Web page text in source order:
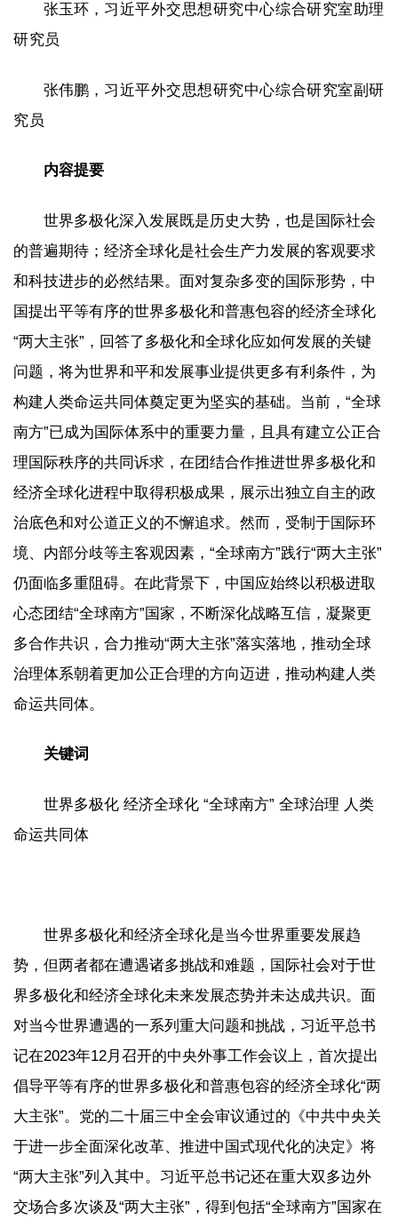
张玉环， 习近平外交思想研究中心综合研究室助理
研究员
张伟鹏， 习近平外交思想研究中心综合研究室副研
究员
内容提要
世界多极化深入发展既是历史大势，也是国际社会
的普遍期待；经济全球化是社会生产力发展的客观要求
和科技进步的必然结果。面对复杂多变的国际形势，中
国提出平等有序的世界多极化和普惠包容的经济全球化
“两大主张”，回答了多极化和全球化应如何发展的关键
问题，将为世界和平和发展事业提供更多有利条件，为
构建人类命运共同体奠定更为坚实的基础。当前，“全球
南方”已成为国际体系中的重要力量，且具有建立公正合
理国际秩序的共同诉求，在团结合作推进世界多极化和
经济全球化进程中取得积极成果，展示出独立自主的政
治底色和对公道正义的不懈追求。然而，受制于国际环
境、内部分歧等主客观因素，“全球南方”践行“两大主张”
仍面临多重阻碍。在此背景下，中国应始终以积极进取
心态团结“全球南方”国家，不断深化战略互信，凝聚更
多合作共识，合力推动“两大主张”落实落地，推动全球
治理体系朝着更加公正合理的方向迈进，推动构建人类
命运共同体。
关键词
世界多极化 经济全球化 “全球南方” 全球治理 人类
命运共同体
世界多极化和经济全球化是当今世界重要发展趋
势，但两者都在遭遇诸多挑战和难题，国际社会对于世
界多极化和经济全球化未来发展态势并未达成共识。面
对当今世界遭遇的一系列重大问题和挑战，习近平总书
记在2023年12月召开的中央外事工作会议上，首次提出
倡导平等有序的世界多极化和普惠包容的经济全球化“两
大主张”。党的二十届三中全会审议通过的《中共中央关
于进一步全面深化改革、推进中国式现代化的决定》将
“两大主张”列入其中。习近平总书记还在重大双多边外
交场合多次谈及“两大主张”，得到包括“全球南方”国家在